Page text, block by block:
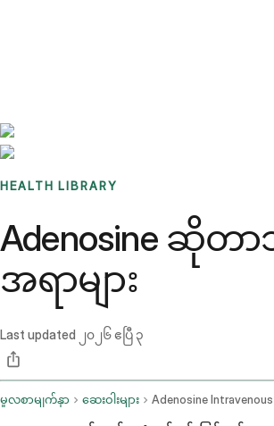
HEALTH LIBRARY
Adenosine ဆိုတ
အရာများ
Last updated ၂၀၂၆ ဧပြီ ၃
မူလစာမျက်နှာ ဆေးဝါးများ Adenosine